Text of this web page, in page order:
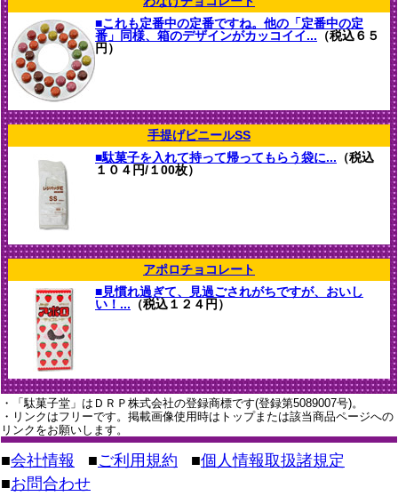
■これも定番中の定番ですね。他の「定番中の定
番」同様、箱のデザインがカッコイイ... （税込６５
円）
手提げビニールSS
■駄菓子を入れて持って帰ってもらう袋に... （税込
１０４円/１00枚）
アポロチョコレート
■見慣れ過ぎて、見過ごされがちですが、おいし
い！... （税込１２４円）
・「駄菓子堂」はＤＲＰ株式会社の登録商標です(登録第5089007号)。
・リンクはフリーです。掲載画像使用時はトップまたは該当商品ページへの
リンクをお願いします。
■会社情報 ■ご利用規約 ■個人情報取扱諸規定
■お問合わせ